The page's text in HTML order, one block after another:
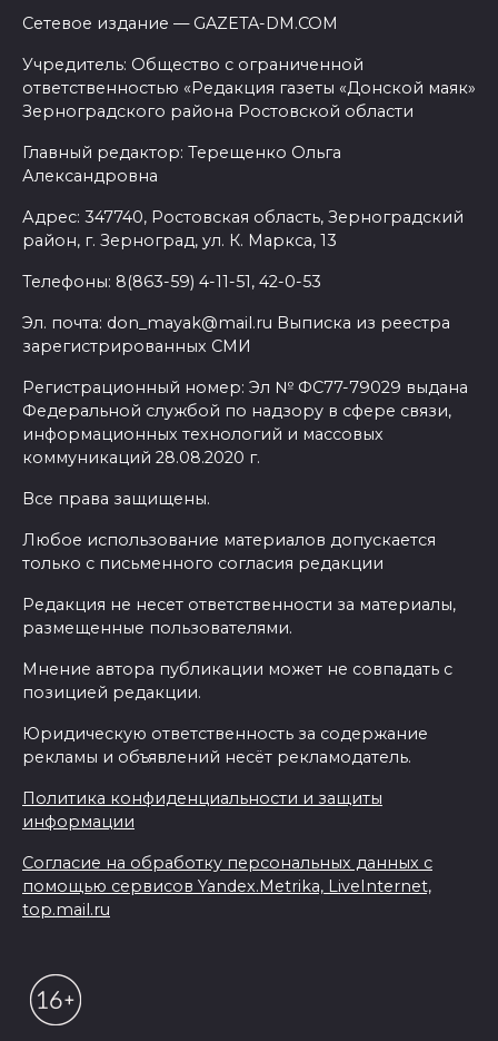
Сетевое издание — GAZETA-DM.COM
Учредитель: Общество с ограниченной
ответственностью «Редакция газеты «Донской маяк»
Зерноградского района Ростовской области
Главный редактор: Терещенко Ольга
Александровна
Адрес: 347740, Ростовская область, Зерноградский
район, г. Зерноград, ул. К. Маркса, 13
Телефоны: 8(863-59) 4-11-51, 42-0-53
Эл. почта: don_mayak@mail.ru Выписка из реестра
зарегистрированных СМИ
Регистрационный номер: Эл № ФС77-79029 выдана
Федеральной службой по надзору в сфере связи,
информационных технологий и массовых
коммуникаций 28.08.2020 г.
Все права защищены.
Любое использование материалов допускается
только с письменного согласия редакции
Редакция не несет ответственности за материалы,
размещенные пользователями.
Мнение автора публикации может не совпадать с
позицией редакции.
Юридическую ответственность за содержание
рекламы и объявлений несёт рекламодатель.
Политика конфиденциальности и защиты
информации
Согласие на обработку персональных данных с
помощью сервисов Yandex.Metrika, LiveInternet,
top.mail.ru